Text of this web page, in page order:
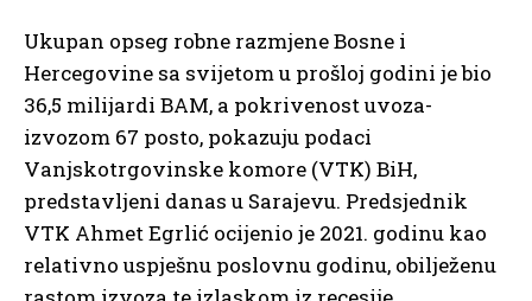
Ukupan opseg robne razmjene Bosne i
Hercegovine sa svijetom u prošloj godini je bio
36,5 milijardi BAM, a pokrivenost uvoza-
izvozom 67 posto, pokazuju podaci
Vanjskotrgovinske komore (VTK) BiH,
predstavljeni danas u Sarajevu. Predsjednik
VTK Ahmet Egrlić ocijenio je 2021. godinu kao
relativno uspješnu poslovnu godinu, obilježenu